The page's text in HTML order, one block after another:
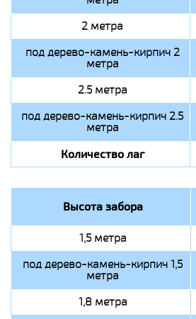
2 метра
под дерево-камень-кирпич 2
метра
2.5 метра
под дерево-камень-кирпич 2.5
метра
Количество лаг
Высота забора
1,5 метра
под дерево-камень-кирпич 1,5
метра
1,8 метра